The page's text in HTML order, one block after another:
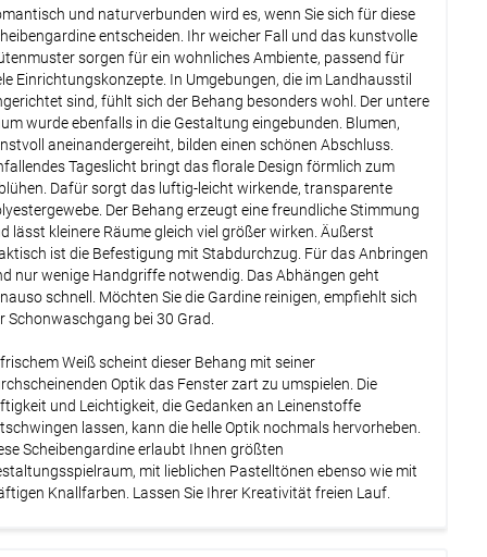
Lysel - Spannvitrage zum Klemmen #1W
(ab +30,45 EUR)
verfügbar, bitte konfigurieren.
Lysel - SET Klemmstangen Smart #1W
(ab +15,95 EUR)
verfügbar, bitte konfigurieren.
Lysel - Klemmstange Light #1W(ab
+12,95 EUR)
verfügbar, bitte konfigurieren.
Lysel - Vitragenstange Kugel #1W (ab
+11,95 EUR)
Weiter
und naturverbunden wird es, wenn Sie sich für diese
entscheiden. Ihr weicher Fall und das kunstvolle
sorgen für ein wohnliches Ambiente, passend für
Einrichtungskonzepte. In Umgebungen, die im Landhausstil
sind, fühlt sich der Behang besonders wohl. Der untere
wurde ebenfalls in die Gestaltung eingebunden. Blumen,
aneinandergereiht, bilden einen schönen Abschluss.
Tageslicht bringt das florale Design förmlich zum
Dafür sorgt das luftig-leicht wirkende, transparente
Der Behang erzeugt eine freundliche Stimmung
lässt kleinere Räume gleich viel größer wirken. Äußerst
ist die Befestigung mit Stabdurchzug. Für das Anbringen
nur wenige Handgriffe notwendig. Das Abhängen geht
schnell. Möchten Sie die Gardine reinigen, empfiehlt sich
Schonwaschgang bei 30 Grad.
Weiß scheint dieser Behang mit seiner
Optik das Fenster zart zu umspielen. Die
und Leichtigkeit, die Gedanken an Leinenstoffe
lassen, kann die helle Optik nochmals hervorheben.
Scheibengardine erlaubt Ihnen größten
mit lieblichen Pastelltönen ebenso wie mit
Knallfarben. Lassen Sie Ihrer Kreativität freien Lauf.